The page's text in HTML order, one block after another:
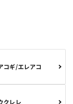
コギ/エレアコ
クレレ